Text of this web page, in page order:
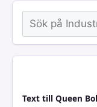
Sök
Text till Queen